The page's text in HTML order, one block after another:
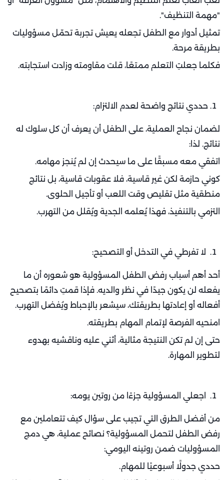
"مهمة التنظيف".
تمثيل أدوار مع الطفل تجعله يعيش تجربة تحمّل مسؤوليات
بطريقة مرحة.
فكلما جعلتِ التعلم ممتعًا، قلت مقاومته وزادت استجابته.
حددي نتائج واضحة لعدم الالتزام:
لضمان نجاح العملية، على الطفل أن يعرف أن كل سلوك له
نتائج. لذا:
اتفقي معه مسبقًا على ما سيحدث إن لم يُنجز مهامه.
كوني حازمة لكن غير قاسية، فلا عقوبات قاسية، بل نتائج
منطقية مثل تقليص وقت اللعب أو تأجيل الحلوى.
التزمي بالتنفيذ، فهذا يُعلمه الجدية ويُقلل من التهرب.
لا تفرطي في التدخل أو التصحيح:
أحد أهم أسباب رفض الطفل المسؤولية هو شعوره أن ما
يفعله لن يكون جيدًا في نظر والديه. فإذا قمتِ دائمًا بتصحيح
أفعاله أو إعادتها بطريقتك، سيشعر بالإحباط ويُفضل التهرب.
امنحيه الفرصة لإتمام المهام بطريقته.
حتى إن لم تكن النتيجة مثالية، أثني عليه وناقشيه بهدوء
لتطوير المهارة.
اجعلي المسؤولية جزءًا من روتين يومه:
من أفضل الطرق التي تجيب على سؤال كيف تتعاملين مع
رفض الطفل لتحمل المسؤولية؟ نصائح عملية، هي دمج
المسؤوليات ضمن روتينه اليومي:
حددي جدولًا أسبوعيًا للمهام.